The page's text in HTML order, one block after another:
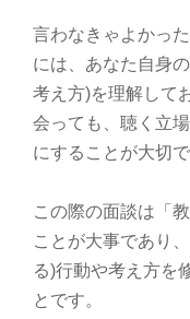
言わなきゃよかっ
には、あなた自身
考え方)を理解して
会っても、聴く立
にすることが大切で
この際の面談は「
ことが大事であり
る)行動や考え方を
とです。